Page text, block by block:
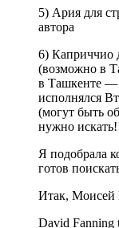
5) Ария для
автора
6) Каприччио
(возможно в
в Ташкенте —
исполнялся
(могут быть
нужно
Я подобрала
готов
Итак, Моисей
David Fanning